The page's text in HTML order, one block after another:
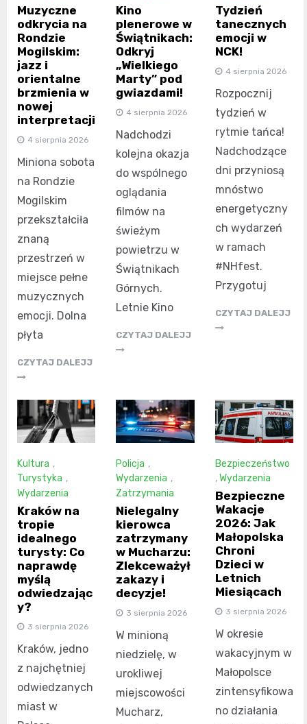
Muzyczne
odkrycia na
Rondzie
Mogilskim:
jazz i
orientalne
brzmienia w
nowej
interpretacji
4 sierpnia 2026
Miniona sobota
na Rondzie
Mogilskim
przekształciła
znaną
przestrzeń w
miejsce pełne
muzycznych
emocji. Dolna
płyta
CZYTAJ DALEJJ
Kino
plenerowe w
Świątnikach:
Odkryj
„Wielkiego
Marty” pod
gwiazdami!
4 sierpnia 2026
Nadchodzi
kolejna okazja
do wspólnego
oglądania
filmów na
świeżym
powietrzu w
Świątnikach
Górnych.
Letnie Kino
CZYTAJ DALEJJ
Tydzień
tanecznych
emocji w
NCK!
4 sierpnia 2026
Rozpocznij
tydzień w
rytmie tańca!
Nadchodzące
dni przyniosą
mnóstwo
energetyczny
ch wydarzeń
w ramach
#NHfest.
Przygotuj
CZYTAJ DALEJJ
Kultura ,
Turystyka ,
Wydarzenia
Kraków na
tropie
idealnego
turysty: Co
naprawdę
myślą
odwiedzając
y?
3 sierpnia 2026
Kraków, jedno
z najchętniej
odwiedzanych
miast w
Policja ,
Wydarzenia ,
Zatrzymania
Nielegalny
kierowca
zatrzymany
w Mucharzu:
Zlekceważył
zakazy i
decyzje!
3 sierpnia 2026
W minioną
niedzielę, w
urokliwej
miejscowości
Mucharz,
Bezpieczeństwo
,Wydarzenia
Bezpieczne
Wakacje
2026: Jak
Małopolska
Chroni
Dzieci w
Letnich
Miesiącach
3 sierpnia 2026
W okresie
wakacyjnym w
Małopolsce
zintensyfikowa
no działania